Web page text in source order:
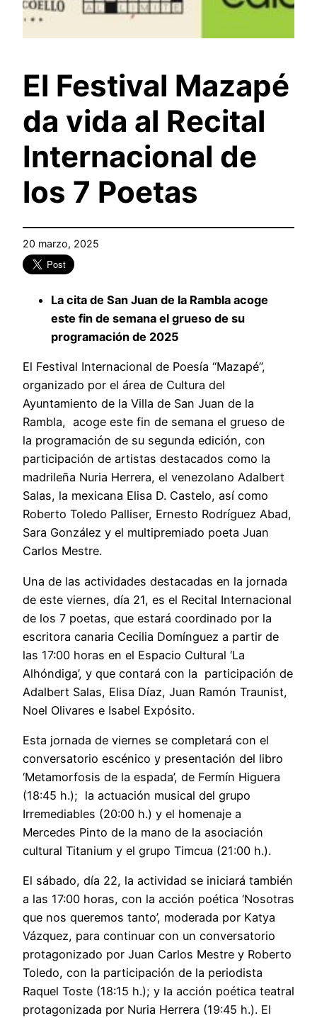
El Festival Mazapé
da vida al Recital
Internacional de
los 7 Poetas
20 marzo, 2025
La cita de San Juan de la Rambla acoge
este fin de semana el grueso de su
programación de 2025
El Festival Internacional de Poesía “Mazapé”,
organizado por el área de Cultura del
Ayuntamiento de la Villa de San Juan de la
Rambla, acoge este fin de semana el grueso de
la programación de su segunda edición, con
participación de artistas destacados como la
madrileña Nuria Herrera, el venezolano Adalbert
Salas, la mexicana Elisa D. Castelo, así como
Roberto Toledo Palliser, Ernesto Rodríguez Abad,
Sara González y el multipremiado poeta Juan
Carlos Mestre.
Una de las actividades destacadas en la jornada
de este viernes, día 21, es el Recital Internacional
de los 7 poetas, que estará coordinado por la
escritora canaria Cecilia Domínguez a partir de
las 17:00 horas en el Espacio Cultural ‘La
Alhóndiga’, y que contará con la participación de
Adalbert Salas, Elisa Díaz, Juan Ramón Traunist,
Noel Olivares e Isabel Expósito.
Esta jornada de viernes se completará con el
conversatorio escénico y presentación del libro
‘Metamorfosis de la espada’, de Fermín Higuera
(18:45 h.); la actuación musical del grupo
Irremediables (20:00 h.) y el homenaje a
Mercedes Pinto de la mano de la asociación
cultural Titanium y el grupo Timcua (21:00 h.).
El sábado, día 22, la actividad se iniciará también
a las 17:00 horas, con la acción poética ‘Nosotras
que nos queremos tanto’, moderada por Katya
Vázquez, para continuar con un conversatorio
protagonizado por Juan Carlos Mestre y Roberto
Toledo, con la participación de la periodista
Raquel Toste (18:15 h.); y la acción poética teatral
protagonizada por Nuria Herrera (19:45 h.). El